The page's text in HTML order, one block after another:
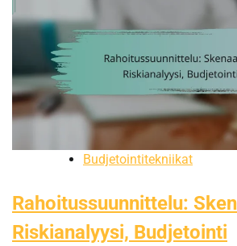
Budjetointitekniikat
Rahoitussuunnittelu:
Riskianalyysi, Budjetointi